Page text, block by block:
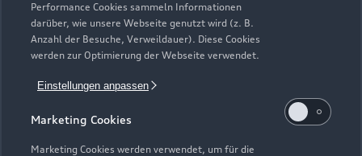
Performance Cookies sammeln Informationen
darüber, wie unsere Webseite genutzt wird (z. B.
Anzahl der Besuche, Verweildauer). Diese Cookies
werden zur Optimierung der Webseite verwendet.
Einstellungen anpassen
Marketing Cookies
Marketing Cookies werden verwendet, um für die
werden. Ausgenommen hiervon sind händlereigene
Mietfahrzeuge der Marke Audi, die in der Erstverwendung über
externe Mietwagengesellschaften wie bspw. EURO-Leasing
unter https://www.audi.de/junge-gebrauchtwagen.
Audi Anschlussgarantie bereits enthalten in Audi
Werksdienstwagen und Audi Mietfahrzeugen gemäß